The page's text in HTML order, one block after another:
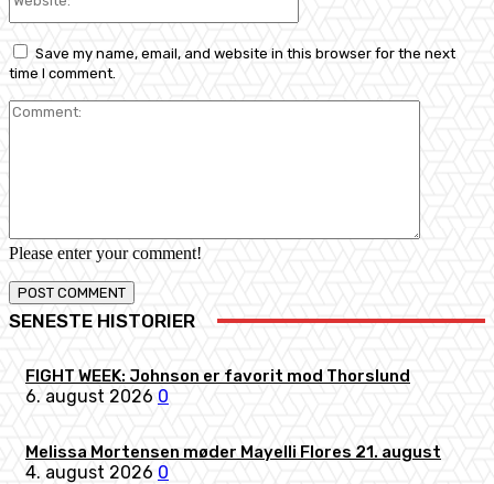
Please enter your comment!
Save my name, email, and website in this browser for the next
time I comment.
SENESTE HISTORIER
FIGHT WEEK: Johnson er favorit mod Thorslund
6. august 2026 0
Melissa Mortensen møder Mayelli Flores 21. august
4. august 2026 0